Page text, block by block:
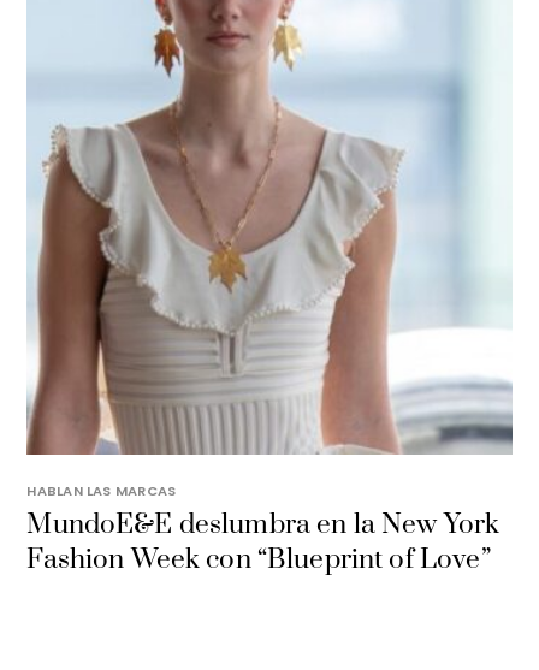
HABLAN LAS MARCAS
MundoE&E deslumbra en la New York
Fashion Week con “Blueprint of Love”